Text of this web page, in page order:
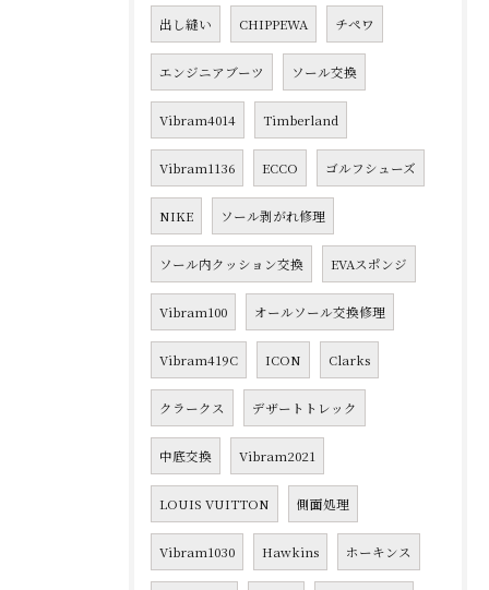
出し縫い CHIPPEWA チペワ
エンジニアブーツ ソール交換
Vibram4014 Timberland
Vibram1136 ECCO ゴルフシューズ
NIKE ソール剥がれ修理
ソール内クッション交換 EVAスポンジ
Vibram100 オールソール交換修理
Vibram419C ICON Clarks
クラークス デザートトレック
中底交換 Vibram2021
LOUIS VUITTON 側面処理
Vibram1030 Hawkins ホーキンス